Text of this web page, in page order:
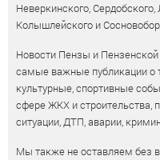
Неверкинского,
Колышлейского и
Новости Пензы и
самые важные публикации о
культурные, спортивные
сфере ЖКХ и строительства,
ситуации, ДТП, аварии,
Мы также не оставляем без